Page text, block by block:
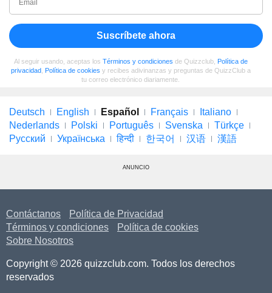
Suscríbete ahora
Al seguir usando, aceptas los Términos y condiciones de Quizzclub,
Política de
privacidad
Política de cookies y recibes adivinanzas y preguntas de QuizzClub a
tu correo electrónico diariamente.
Deutsch English Español Français
Italiano
Nederlands
Polski Português Svenska
Türkçe
Русский
Українська हिन्दी 한국어 汉语 漢語
ANUNCIO
Contáctanos
Política de Privacidad
Términos y condiciones
Política de cookies
Sobre Nosotros
Copyright © 2026 quizzclub.com. Todos los derechos
reservados